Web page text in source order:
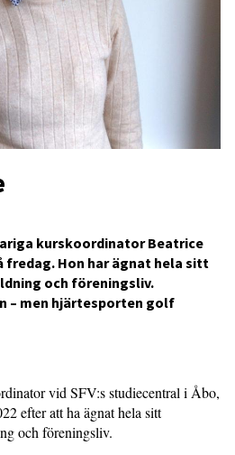
kurskoordinator Beatrice
fredag. Hon har ägnat hela sitt
och föreningsliv.
– men hjärtesporten golf
vid SFV:s studiecentral i Åbo,
efter att ha ägnat hela sitt
och föreningsliv.